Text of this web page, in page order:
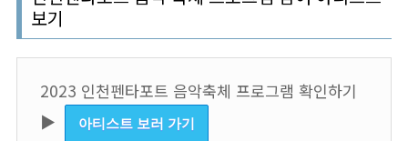
보기
2023 인천펜타포트 음악축체 프로그램 확인하기
▶︎
아티스트 보러 가기